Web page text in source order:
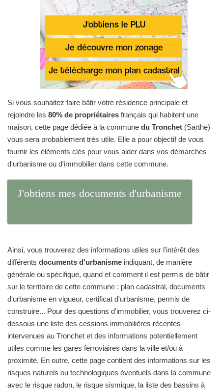
Si vous souhaitez faire bâtir votre résidence principale et
rejoindre les 80% de propriétaires français qui habitent une
maison, cette page dédiée à la commune du Tronchet (Sarthe)
vous sera probablement très utile. Elle a pour objectif de vous
fournir les éléments clés pour vous aider dans vos démarches
d'urbanisme ou d'immobilier dans cette commune.
J'obtiens mes documents d'urbanisme
Ainsi, vous trouverez des informations utiles sur l'intérêt des
différents documents d'urbanisme indiquant, de manière
générale ou spécifique, quand et comment il est permis de bâtir
sur le territoire de cette commune : plan cadastral, documents
d'urbanisme en vigueur, certificat d'urbanisme, permis de
construire... Pour des questions d'immobilier, vous trouverez ci-
dessous une liste des cessions immobilières récentes
intervenues au Tronchet et des informations potentiellement
utiles comme les gares ferroviaires dans la ville et/ou à
proximité. En outre, cette page contient des informations sur les
risques naturels ou technologiques éventuels dans la commune
avec le risque radon, le risque sismique, la liste des bassins à